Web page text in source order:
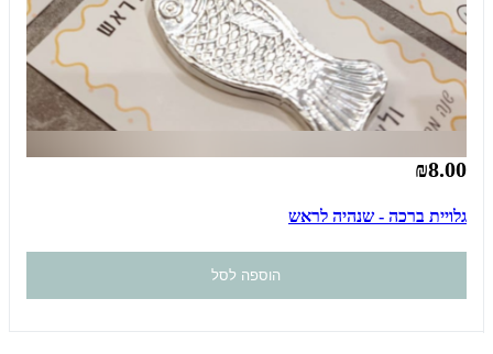
₪8.00
גלויית ברכה - שנהיה לראש
הוספה לסל